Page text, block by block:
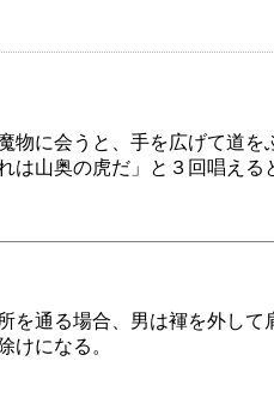
物に会うと、手を広げて道を
は山奥の虎だ」と３回唱える
を通る場合、男は褌を外して
けになる。